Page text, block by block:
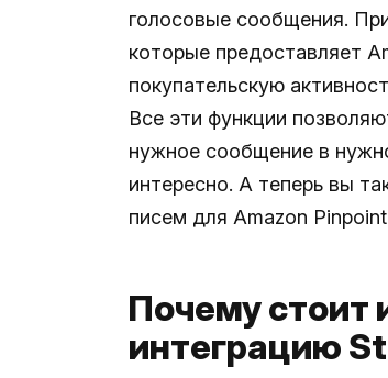
голосовые сообщения.
которые предоставляет
покупательскую
Все эти функции
нужное сообщение в
интересно. А теперь вы
писем для Amazon
Почему стоит
интеграцию